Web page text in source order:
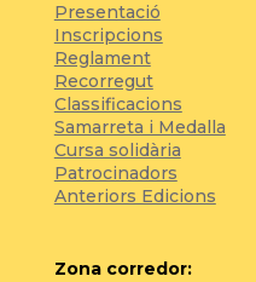
Presentació
Inscripcions
Reglament
Recorregut
Classificacions
Samarreta i Medalla
Cursa solidària
Patrocinadors
Anteriors Edicions
Zona corredor: